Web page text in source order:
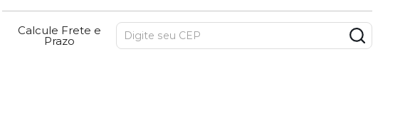
Calcule Frete e
Prazo